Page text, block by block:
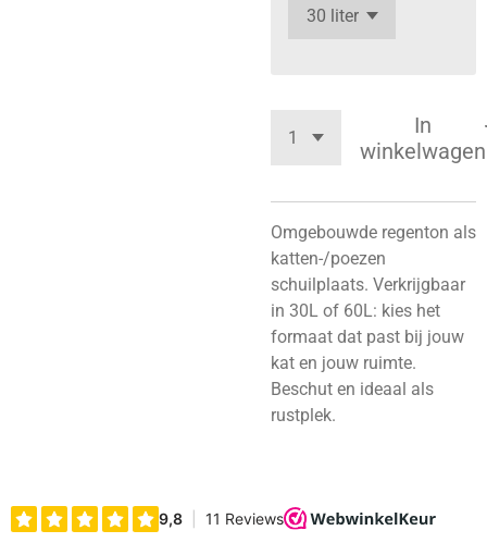
In
winkelwagen
Omgebouwde regenton als
katten-/poezen
schuilplaats. Verkrijgbaar
in 30L of 60L: kies het
formaat dat past bij jouw
kat en jouw ruimte.
Beschut en ideaal als
rustplek.